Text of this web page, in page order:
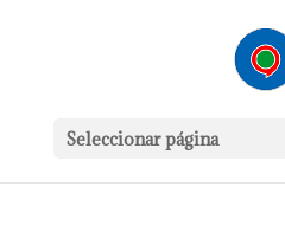
Seleccionar página